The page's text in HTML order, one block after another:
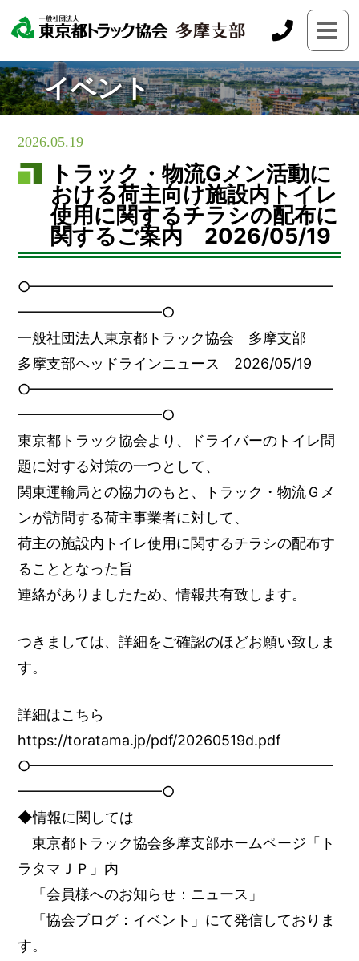
イベント
2026.05.19
トラック・物流Gメン活動に
おける荷主向け施設内トイレ
使用に関するチラシの配布に
関するご案内 2026/05/19
○━━━━━━━━━━━━━━━━━━━━━
━━━━━━━━━━○
一般社団法人東京都トラック協会 多摩支部
多摩支部ヘッドラインニュース 2026/05/19
○━━━━━━━━━━━━━━━━━━━━━
━━━━━━━━━━○
東京都トラック協会より、ドライバーのトイレ問
題に対する対策の一つとして、
関東運輸局との協力のもと、トラック・物流Ｇメ
ンが訪問する荷主事業者に対して、
荷主の施設内トイレ使用に関するチラシの配布す
ることとなった旨
連絡がありましたため、情報共有致します。
つきましては、詳細をご確認のほどお願い致しま
す。
詳細はこちら
https://toratama.jp/pdf/20260519d.pdf
○━━━━━━━━━━━━━━━━━━━━━
━━━━━━━━━━○
◆情報に関しては
東京都トラック協会多摩支部ホームページ「ト
ラタマＪＰ」内
「会員様へのお知らせ：ニュース」
「協会ブログ：イベント」にて発信しておりま
す。